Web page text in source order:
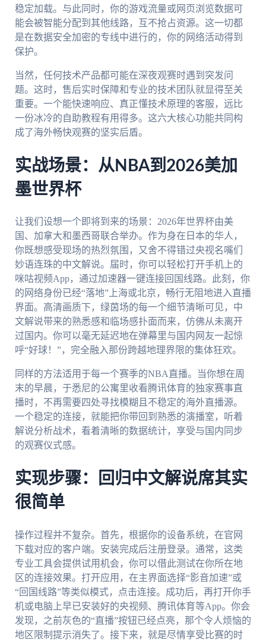
稳定加载。与此同时，你的游戏流量或网页浏览数据可
能会被智能分配到其他线路，互不抢占资源。这一切都
是在数据安全加密的专线中进行的，你的网络活动得到
保护。
当然，任何技术产品都可能在深夜观赛时遇到突发问
题。这时，售后实时保障和专业的技术团队就显得至关
重要。一个能快速响应、真正懂技术原理的客服，远比
一份冰冷的自助教程有用得多。这六大核心功能共同构
成了海外畅快观赛的坚实后盾。
实战场景：从NBA到2026美加
墨世界杯
让我们设想一个即将到来的场景：2026年世界杯由美
国、加拿大和墨西哥联合举办。作为身在日本的华人，
你既想感受现场的热烈氛围，又舍不得错过央视名嘴们
妙语连珠的中文解说。届时，你可以轻松打开手机上的
咪咕视频App，通过加速器一键连接回国线路。此刻，你
的网络身份已经“落地”上海或北京，畅行无阻地进入直播
界面。高清画质下，绿茵场的每一个细节清晰可见，中
文解说带来的熟悉感和临场感扑面而来，仿佛从未离开
过国内。你可以毫无延迟地在弹幕里与国内网友一起惊
呼“好球！”，完全融入那份跨越地理界限的集体狂欢。
同样的方法适用于每一个赛季的NBA直播。当你想在周
末的早晨，于悉尼的公寓里收看腾讯体育的独家赛事直
播时，不再需要四处寻找模糊且不稳定的海外直播源。
一个稳定的连接，就能把你带回到熟悉的演播室，听着
解说分析战术，看着清晰的数据统计，享受与国内同步
的观赛仪式感。
实现步骤：回归中文解说席其实
很简单
操作过程并不复杂。首先，根据你的设备系统，在官网
下载对应的客户端。安装完成后注册登录。通常，这类
专业工具会提供试用机会，你可以借此测试在你所在地
区的连接效果。打开应用，在主界面选择“影音加速”或
“回国线路”等类似模式，点击连接。成功后，再打开你手
机或电脑上早已安装好的央视频、腾讯体育等App。你会
发现，之前灰色的“直播”按钮已经点亮，那个令人烦恼的
地区限制提示消失了。接下来，就是尽情享受比赛的时